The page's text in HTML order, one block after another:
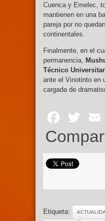
Cuenca y Emelec,
mantienen en una
pareja por no
continentales.
Finalmente, en el
permanencia,
Técnico
ante el Vinotinto en
cargada de
Etiqueta: